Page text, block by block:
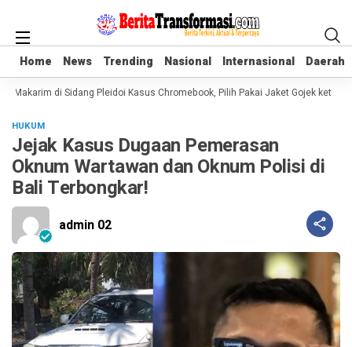
Home News Trending Nasional Internasional Daerah
Home News Trending Nasional Internasional Daerah
di Sidang Pleidoi Kasus Chromebook, Pilih Pakai Jaket Gojek
HUKUM
Jejak Kasus Dugaan Pemerasan
Oknum Wartawan dan Oknum Polisi di
Bali Terbongkar!
admin 02